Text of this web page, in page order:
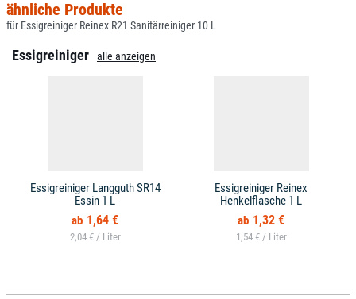
ähnliche Produkte
für Essigreiniger Reinex R21 Sanitärreiniger 10 L
Essigreiniger alle anzeigen
Essigreiniger Langguth SR14
Essin 1 L
1,64 €
2,04 € /
Essigreiniger Reinex
Henkelflasche 1 L
1,32 €
1,54 € /